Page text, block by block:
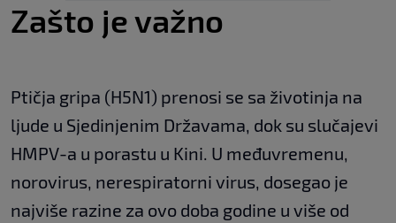
Zašto je važno
Ptičja gripa (H5N1) prenosi se sa životinja na
ljude u Sjedinjenim Državama, dok su slučajevi
HMPV-a u porastu u Kini. U međuvremenu,
norovirus, nerespiratorni virus, dosegao je
najviše razine za ovo doba godine u više od